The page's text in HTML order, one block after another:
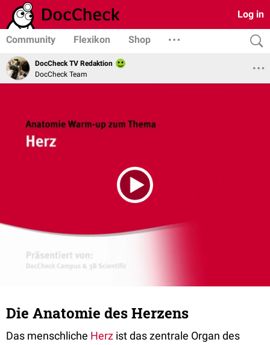
Log in
Community Flexikon Shop
DocCheck TV Redaktion
DocCheck Team
Die Anatomie des Herzens
Das menschliche Herz ist das zentrale Organ des